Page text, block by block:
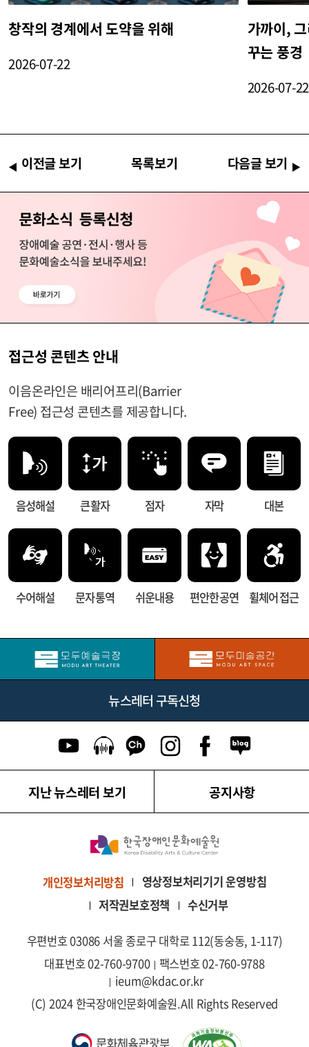
창작의 경계에서 도약을 위해
2026-07-22
가까이,
꾸는 풍경
2026-07-22
이전글 보기 목록보기 다음글 보기
접근성 콘텐츠 안내
이음온라인은 배리어프리(Barrier
Free) 접근성 콘텐츠를 제공합니다.
음성해설 큰 활자 점자 자막 대본
수어해설 문자 통역 쉬운내용 편안한 공연 휠체어 접근
뉴스레터 구독신청
지난 뉴스레터 보기
카카오톡 채널 이동
유튜브 이동팟캐스트 이동 네이버블로
페이스북 이동
인스타그램 이동
공지사항
개인정보처리방침
영상정보처리기기 운영방침
저작권보호정책
수신거부
우편번호 03086 서울 종로구 대학로 112(동숭동, 1-117)
대표번호 02-760-9700 팩스번호 02-760-9788
ieum@kdac.or.kr
(C) 2024 한국장애인문화예술원.All Rights Reserved